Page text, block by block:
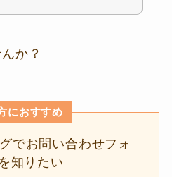
か？
におすすめ
でお問い合わせフォ
知りたい